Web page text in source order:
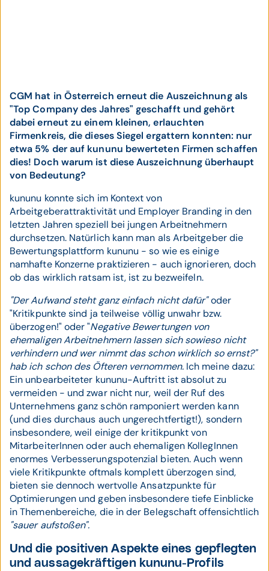
CGM hat in Österreich erneut die Auszeichnung als
"Top Company des Jahres" geschafft und gehört
dabei erneut zu einem kleinen, erlauchten
Firmenkreis, die dieses Siegel ergattern konnten: nur
etwa 5% der auf kununu bewerteten Firmen schaffen
dies! Doch warum ist diese Auszeichnung überhaupt
von Bedeutung?
kununu konnte sich im Kontext von
Arbeitgeberattraktivität und Employer Branding in den
letzten Jahren speziell bei jungen Arbeitnehmern
durchsetzen. Natürlich kann man als Arbeitgeber die
Bewertungsplattform kununu - so wie es einige
namhafte Konzerne praktizieren - auch ignorieren, doch
ob das wirklich ratsam ist, ist zu bezweifeln.
"Der Aufwand steht ganz einfach nicht dafür"oder
"Kritikpunkte sind ja teilweise völlig unwahr bzw.
überzogen!" oder "Negative Bewertungen von
ehemaligen Arbeitnehmern lassen sich sowieso nicht
verhindern und wer nimmt das schon wirklich so ernst?"
hab ich schon des Öfteren vernommen. Ich meine dazu:
Ein unbearbeiteter kununu-Auftritt ist absolut zu
vermeiden - und zwar nicht nur, weil der Ruf des
Unternehmens ganz schön ramponiert werden kann
(und dies durchaus auch ungerechtfertigt!), sondern
insbesondere, weil einige der kritikpunkt von
MitarbeiterInnen oder auch ehemaligen KollegInnen
enormes Verbesserungspotenzial bieten. Auch wenn
viele Kritikpunkte oftmals komplett überzogen sind,
bieten sie dennoch wertvolle Ansatzpunkte für
Optimierungen und geben insbesondere tiefe Einblicke
in Themenbereiche, die in der Belegschaft offensichtlich
"sauer aufstoßen".
Und die positiven Aspekte eines gepflegten
und aussagekräftigen kununu-Profils